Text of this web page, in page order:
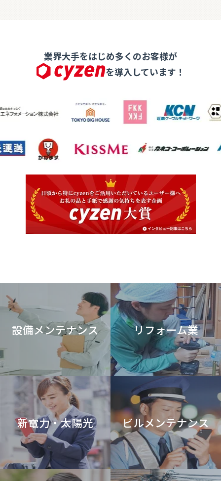
業界大手をはじめ多くのお客様が
を導入しています！
設備メンテナンス リフォーム業
新電力・太陽光 ビルメンテナンス